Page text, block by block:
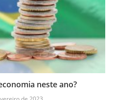
neste ano?